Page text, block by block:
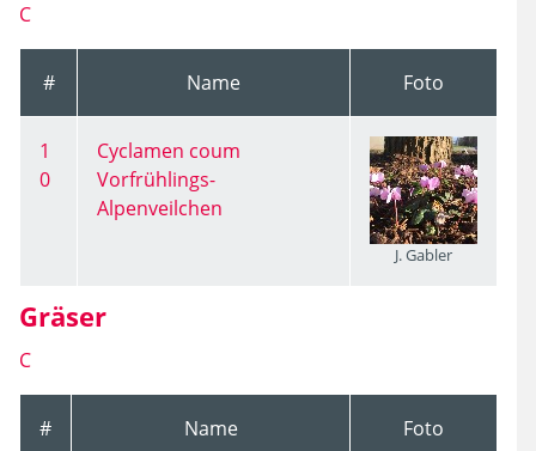
C
# Name Foto
1
0
Cyclamen coum
Vorfrühlings-
Alpenveilchen
J. Gabler
Gräser
C
# Name Foto